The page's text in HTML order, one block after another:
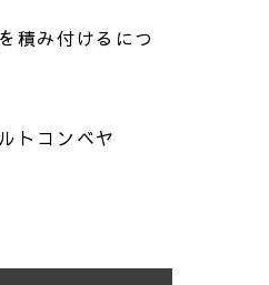
積み付けるにつ
トコンベヤ